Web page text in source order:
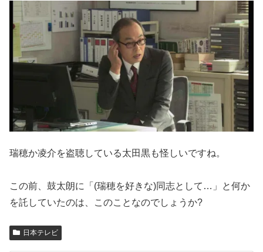
瑞穂か凌介を盗聴している太田黒も怪しいですね。
この前、鼓太朗に「(瑞穂を好きな)同志として…」と何か
を託していたのは、このことなのでしょうか?
日本テレビ